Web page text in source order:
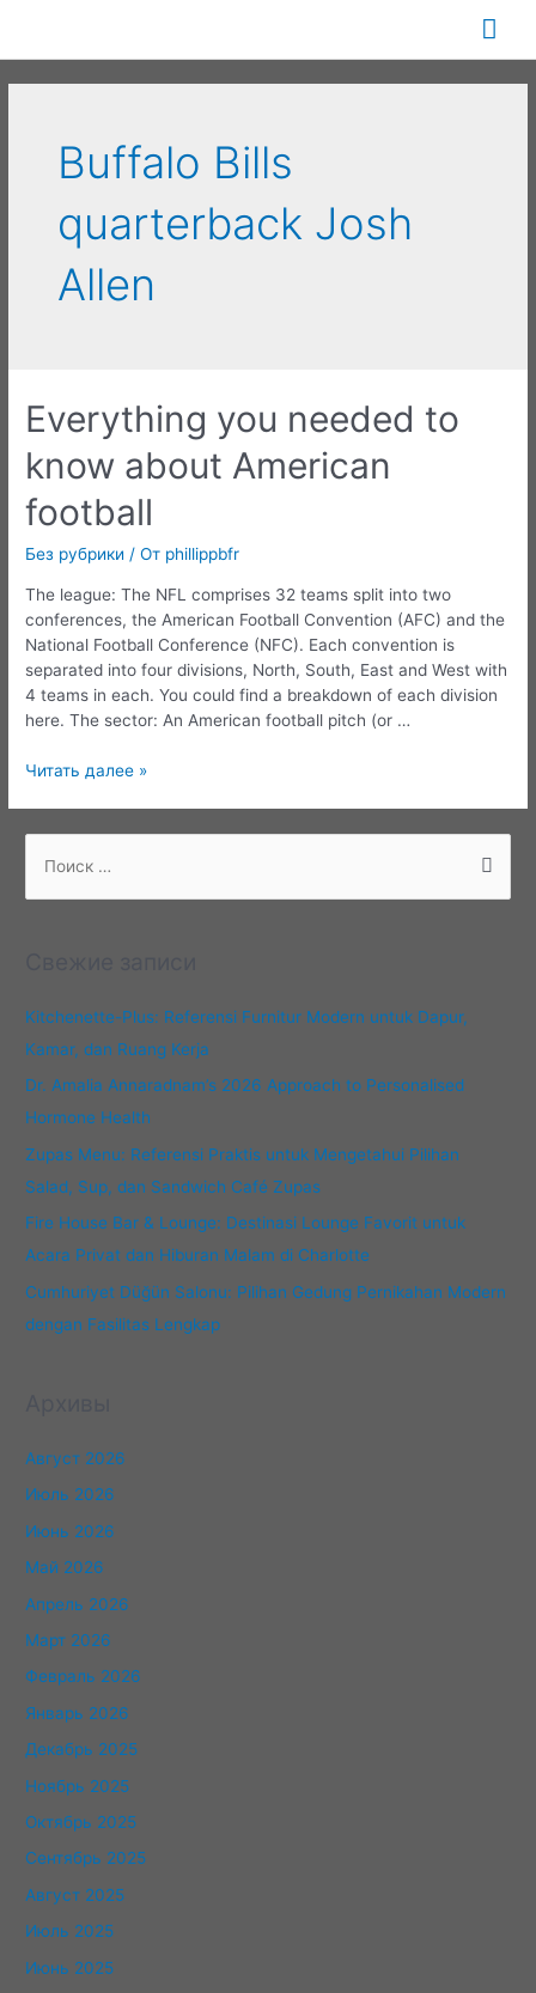
содержимому
Buffalo Bills
quarterback Josh
Allen
Everything you needed to
know about American
football
Без рубрики / От phillippbfr
The league: The NFL comprises 32 teams split into two
conferences, the American Football Convention (AFC) and the
National Football Conference (NFC). Each convention is
separated into four divisions, North, South, East and West with
4 teams in each. You could find a breakdown of each division
here. The sector: An American football pitch (or …
Everything
know
about
Читать далее »
:Kitchenette-Plus: Referensi Furnitur Modern untuk Dapur,
Kamar, dan Ruang Kerja
Dr. Amalia Annaradnam’s 2026 Approach to Personalised
Hormone Health
Zupas Menu: Referensi Praktis untuk Mengetahui Pilihan
Salad, Sup, dan Sandwich Café Zupas
Fire House Bar & Lounge: Destinasi Lounge Favorit untuk
Acara Privat dan Hiburan Malam di Charlotte
Cumhuriyet Düğün Salonu: Pilihan Gedung Pernikahan Modern
dengan Fasilitas Lengkap
Август 2026
Июль 2026
Июнь 2026
Май 2026
Апрель 2026
Март 2026
Февраль 2026
Январь 2026
Декабрь 2025
Ноябрь 2025
Октябрь 2025
Сентябрь 2025
Август 2025
Июль 2025
Июнь 2025